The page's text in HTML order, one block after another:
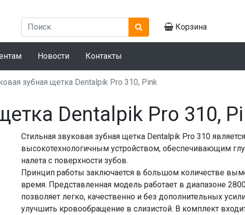
Корзина
Новости Контакты
зубная щетка Dentalpik Pro 310, Pink
Dentalpik Pro 310,
Стильная звуковая зубная щетка Dentalpik Pro 310
высокотехнологичным устройством, обеспечивающим
налета с поверхности зубов.
Принцип работы заключается в большом количестве
время. Представленная модель работает в диапазоне
позволяет легко, качественно и без дополнительных
улучшить кровообращение в слизистой. В комплект